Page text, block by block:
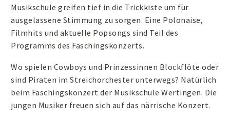
Musikschule greifen tief in die Trickkiste um für
ausgelassene Stimmung zu sorgen. Eine Polonaise,
Filmhits und aktuelle Popsongs sind Teil des
Programms des Faschingskonzerts.
Wo spielen Cowboys und Prinzessinnen Blockflöte oder
sind Piraten im Streichorchester unterwegs? Natürlich
beim Faschingskonzert der Musikschule Wertingen. Die
jungen Musiker freuen sich auf das närrische Konzert.